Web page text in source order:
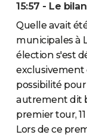
15:57 - Le
Quelle avait
municipales à
élection s'est
exclusivement
possibilité
autrement dit
premier tour,
Lors de ce